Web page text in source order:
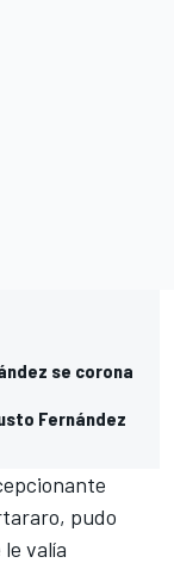
se corona
Fernández
, pudo
valía